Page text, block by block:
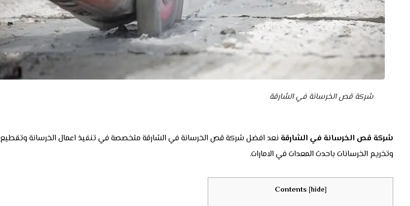
شركة قص الخرسانة في الشارقة
شركة قص الخرسانة في الشارقة نعد افضل شركة قص الخرسانة في الشارقة متخصصة في تنفيذ اعمال الخرسانة وتقطيع
وتخريم الخرسانات باحدث المعدات في الامارات.
Contents [hide]